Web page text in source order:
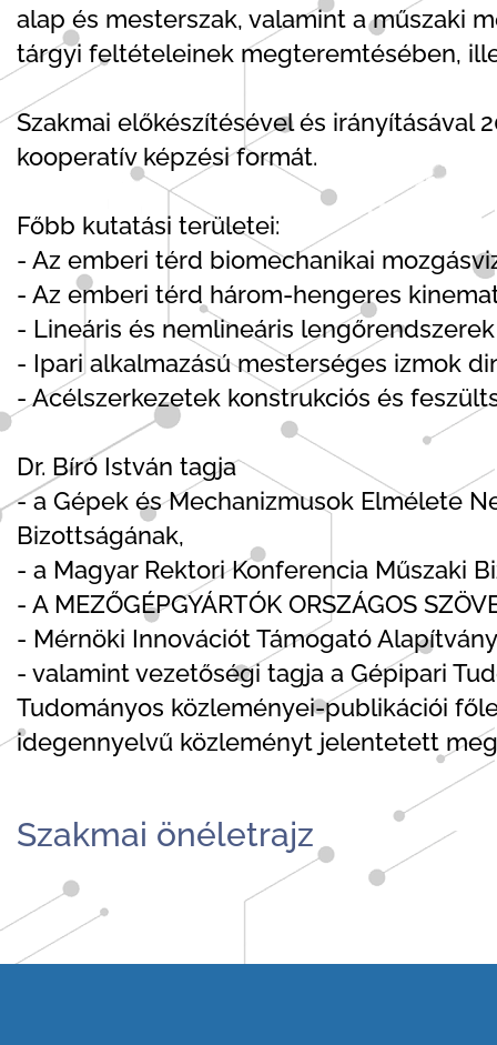
alap és mesterszak, valamint a műszaki
tárgyi feltételeinek megteremtésében,
Szakmai előkészítésével és irányításával
kooperatív képzési formát.
Főbb kutatási területei:
- Az emberi térd biomechanikai
- Az emberi térd három-hengeres
- Lineáris és nemlineáris
- Ipari alkalmazású mesterséges izmok
- Acélszerkezetek konstrukciós és
Dr. Bíró István tagja
- a Gépek és Mechanizmusok Elmélete
Bizottságának,
- a Magyar Rektori Konferencia Műszaki
- A MEZŐGÉPGYÁRTÓK ORSZÁGOS
- Mérnöki Innovációt Támogató
- valamint vezetőségi tagja a Gépipari
Tudományos közleményei-publikációi
idegennyelvű közleményt jelentetett
Szakmai önéletrajz